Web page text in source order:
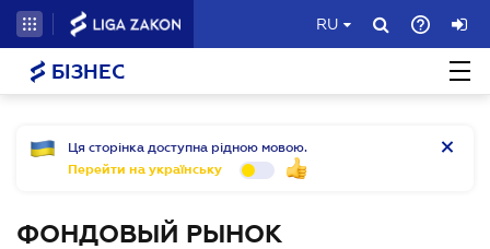
RU
БІЗНЕС
Ця сторінка доступна рідною мовою.
Перейти на українську
ФОНДОВЫЙ РЫНОК